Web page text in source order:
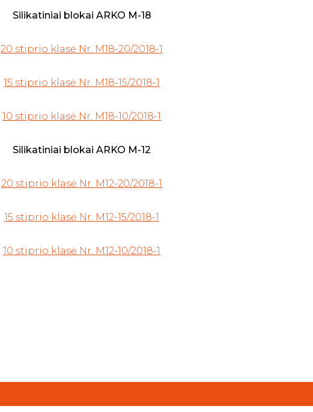
Silikatiniai blokai ARKO M-18
20 stiprio klasė Nr. M18-20/2018-1
15 stiprio klasė Nr. M18-15/2018-1
10 stiprio klasė Nr. M18-10/2018-1
Silikatiniai blokai ARKO M-12
20 stiprio klasė Nr. M12-20/2018-1
15 stiprio klasė Nr. M12-15/2018-1
10 stiprio klasė Nr. M12-10/2018-1